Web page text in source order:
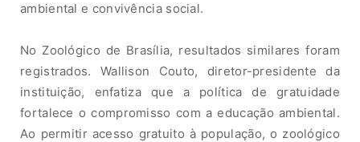
ambiental e convivência social.
No Zoológico de Brasília, resultados similares foram
registrados. Wallison Couto, diretor-presidente da
instituição, enfatiza que a política
de gratuidade
fortalece ocompromisso com a educação ambiental.
Ao permitir acesso gratuito à população, o zoológico